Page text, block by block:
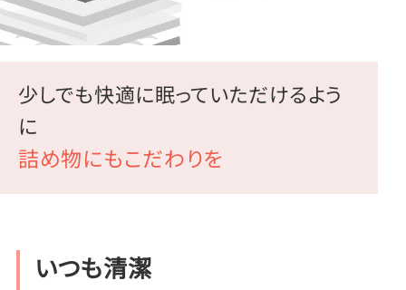
少しでも快適に眠っていただけるよう
に
詰め物にもこだわりを
いつも清潔